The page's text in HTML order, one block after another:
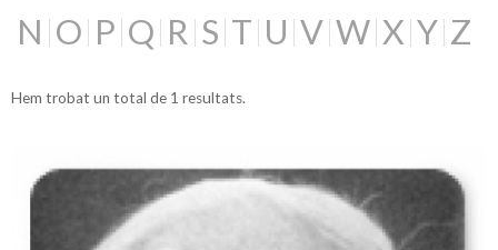
N O P Q R S T U V W X Y Z
Hem trobat un total de 1 resultats.